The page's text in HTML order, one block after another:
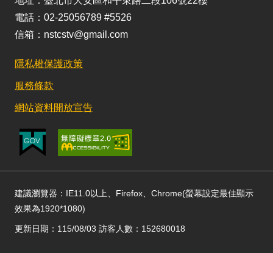
電話：02-25056789 #5526
信箱：nstcstv@gmail.com
隱私權保護政策
服務條款
網站資料開放宣告
建議瀏覽器：IE11.0以上、Firefox、Chrome(螢幕設定最佳顯示
效果為1920*1080)
更新日期：115/08/03 訪客人數：152680018